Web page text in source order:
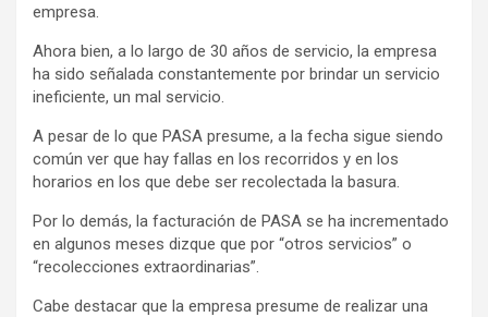
empresa.
Ahora bien, a lo largo de 30 años de servicio, la empresa
ha sido señalada constantemente por brindar un servicio
ineficiente, un mal servicio.
A pesar de lo que PASA presume, a la fecha sigue siendo
común ver que hay fallas en los recorridos y en los
horarios en los que debe ser recolectada la basura.
Por lo demás, la facturación de PASA se ha incrementado
en algunos meses dizque que por “otros servicios” o
“recolecciones extraordinarias”.
Cabe destacar que la empresa presume de realizar una